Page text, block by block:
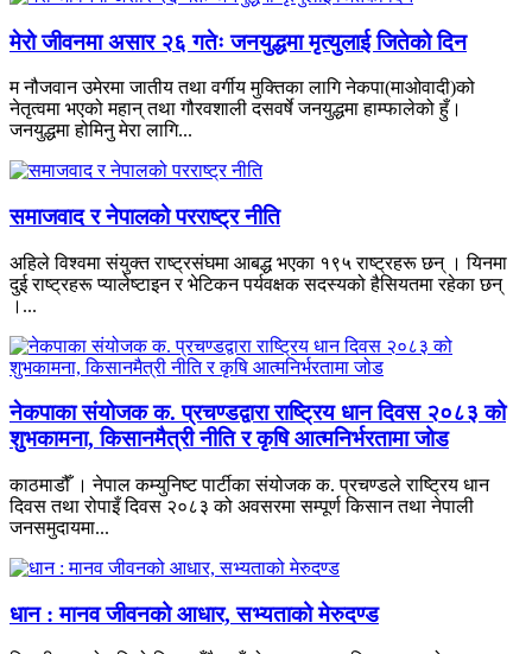
मेरो जीवनमा असार २६ गतेः जनयुद्धमा मृत्युलाई जितेको दिन
म नौजवान उमेरमा जातीय तथा वर्गीय मुक्तिका लागि नेकपा(माओवादी)को
नेतृत्वमा भएको महान् तथा गौरवशाली दसवर्षे जनयुद्धमा हाम्फालेको हुँ।
जनयुद्धमा होमिनु मेरा लागि...
समाजवाद र नेपालको परराष्ट्र नीति
अहिले विश्वमा संयुक्त राष्ट्रसंघमा आबद्ध भएका १९५ राष्ट्रहरू छन् । यिनमा
दुई राष्ट्रहरू प्यालेष्टाइन र भेटिकन पर्यवक्षक सदस्यको हैसियतमा रहेका छन्
।...
नेकपाका संयोजक क. प्रचण्डद्वारा राष्ट्रिय धान दिवस २०८३ को
शुभकामना, किसानमैत्री नीति र कृषि आत्मनिर्भरतामा जोड
काठमाडौँ । नेपाल कम्युनिष्ट पार्टीका संयोजक क. प्रचण्डले राष्ट्रिय धान
दिवस तथा रोपाइँ दिवस २०८३ को अवसरमा सम्पूर्ण किसान तथा नेपाली
जनसमुदायमा...
धान : मानव जीवनको आधार, सभ्यताको मेरुदण्ड